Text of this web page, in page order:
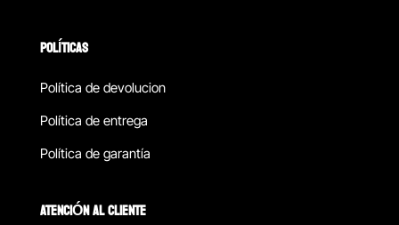
POLÍTICAS
Política de devolucion
Política de entrega
Política de garantía
ATENCIÓN AL CLIENTE